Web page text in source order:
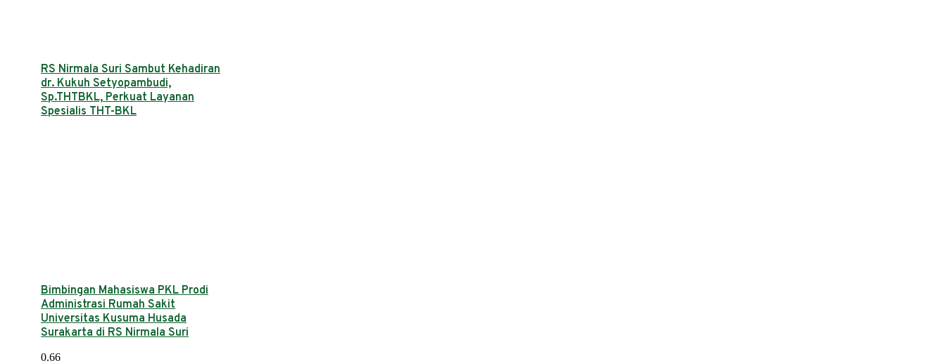
RS Nirmala Suri Sambut Kehadiran
dr. Kukuh Setyopambudi,
Sp.THTBKL, Perkuat Layanan
Spesialis THT-BKL
Bimbingan Mahasiswa PKL Prodi
Administrasi Rumah Sakit
Universitas Kusuma Husada
Surakarta di RS Nirmala Suri